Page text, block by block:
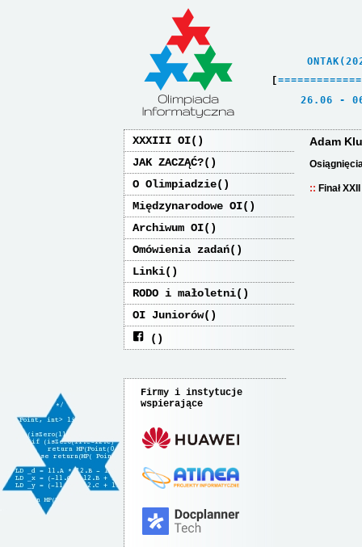
[ =============
26.06
XXXIII OI
JAK ZACZĄĆ?
O Olimpiadzie
Międzynarodowe OI
Archiwum OI
Omówienia zadań
Linki
RODO i małoletni
OI Juniorów
Firmy i instytucje
wspierające
Adam
Finał